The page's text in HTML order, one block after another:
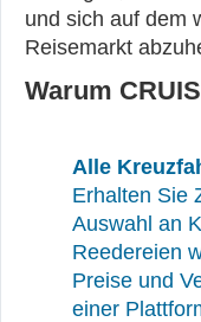
und sich auf dem
Reisemarkt
Warum
Alle
Erhalten Sie
Auswahl an
Reedereien
Preise und
einer